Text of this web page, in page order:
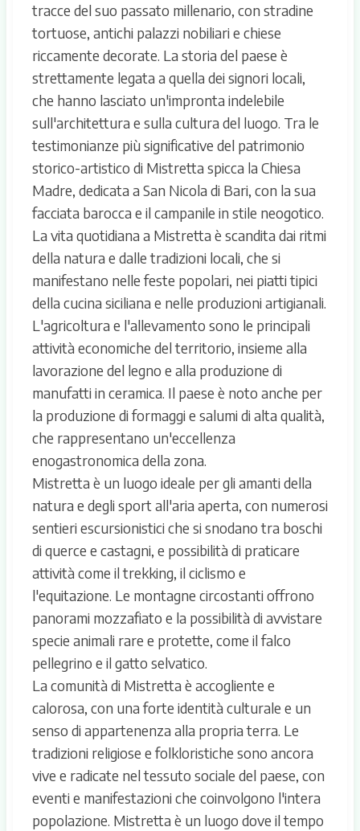
tracce del suo passato millenario, con stradine
tortuose, antichi palazzi nobiliari e chiese
riccamente decorate. La storia del paese è
strettamente legata a quella dei signori locali,
che hanno lasciato un'impronta indelebile
sull'architettura e sulla cultura del luogo. Tra le
testimonianze più significative del patrimonio
storico-artistico di Mistretta spicca la Chiesa
Madre, dedicata a San Nicola di Bari, con la sua
facciata barocca e il campanile in stile neogotico.
La vita quotidiana a Mistretta è scandita dai ritmi
della natura e dalle tradizioni locali, che si
manifestano nelle feste popolari, nei piatti tipici
della cucina siciliana e nelle produzioni artigianali.
L'agricoltura e l'allevamento sono le principali
attività economiche del territorio, insieme alla
lavorazione del legno e alla produzione di
manufatti in ceramica. Il paese è noto anche per
la produzione di formaggi e salumi di alta qualità,
che rappresentano un'eccellenza
enogastronomica della zona.
Mistretta è un luogo ideale per gli amanti della
natura e degli sport all'aria aperta, con numerosi
sentieri escursionistici che si snodano tra boschi
di querce e castagni, e possibilità di praticare
attività come il trekking, il ciclismo e
l'equitazione. Le montagne circostanti offrono
panorami mozzafiato e la possibilità di avvistare
specie animali rare e protette, come il falco
pellegrino e il gatto selvatico.
La comunità di Mistretta è accogliente e
calorosa, con una forte identità culturale e un
senso di appartenenza alla propria terra. Le
tradizioni religiose e folkloristiche sono ancora
vive e radicate nel tessuto sociale del paese, con
eventi e manifestazioni che coinvolgono l'intera
popolazione. Mistretta è un luogo dove il tempo